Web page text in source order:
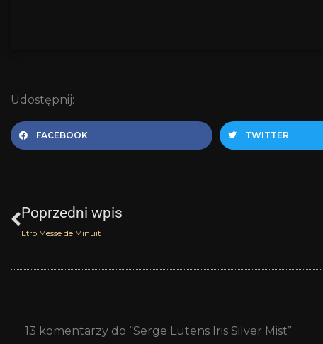
Udostępnij:
FACEBOOK TWITTER
Poprzedni wpis
Etro Messe de Minuit
13 komentarzy do “Serge Lutens Iris Silver Mist”